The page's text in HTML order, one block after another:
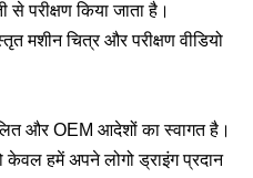
से परीक्षण किया जाता है।
मशीन चित्र और परीक्षण वीडियो
और OEM आदेशों का स्वागत है।
हमें अपने लोगो ड्राइंग प्रदान